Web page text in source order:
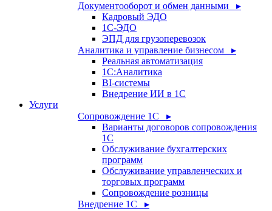
Документооборот и обмен данными ▸
Кадровый ЭДО
1С-ЭДО
ЭПД для грузоперевозок
Аналитика и управление бизнесом ▸
Реальная автоматизация
1С:Аналитика
BI-системы
Внедрение ИИ в 1С
Услуги
Сопровождение 1С ▸
Варианты договоров сопровождения
1С
Обслуживание бухгалтерских
программ
Обслуживание управленческих и
торговых программ
Сопровождение розницы
Внедрение 1С ▸